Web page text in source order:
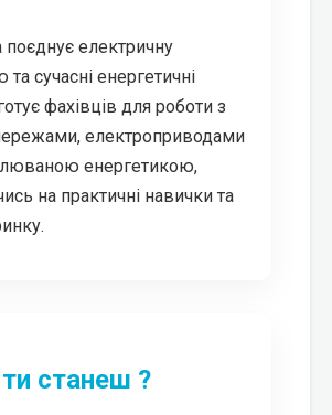
електричну
та сучасні енергетичні
фахівців для роботи з
електроприводами
енергетикою,
на практичні навички та
станеш ?